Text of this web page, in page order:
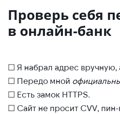
Проверь себя
в онлайн-банк
☐ Я набрал адрес вручную,
☐ Передо мной
☐ Есть замок HTTPS.
☐ Сайт не просит CVV,